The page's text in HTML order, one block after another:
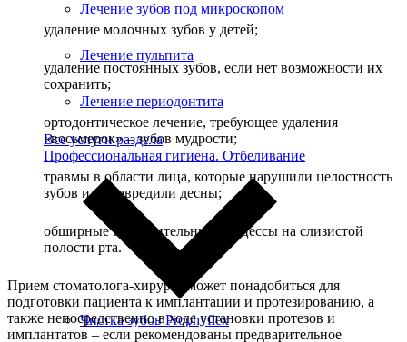
Лечение зубов под микроскопом
Лечение пульпита
Лечение периодонтита
Все услуги раздела
Профессиональная гигиена. Отбеливание
Чистка зубов Prophyflex
удаление молочных зубов у детей;
удаление постоянных зубов, если нет возможности их
сохранить;
ортодонтическое лечение, требующее удаления
«восьмерок» – зубов мудрости;
травмы в области лица, которые нарушили целостность
зубов или повредили десны;
обширные воспалительные процессы на слизистой
полости рта.
Прием стоматолога-хирурга может понадобиться для
подготовки пациента к имплантации и протезированию, а
также непосредственно в ходе установки протезов и
имплантатов – если рекомендованы предварительное